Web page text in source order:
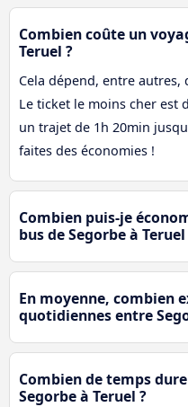
Combien coûte un
Teruel ?
Cela dépend, entre
Le ticket le moins cher est
un trajet de 1h 20min
faites des économies !
Combien puis-je
bus de Segorbe à Teruel
En moyenne, combien
quotidiennes entre
Combien de temps
Segorbe à Teruel ?